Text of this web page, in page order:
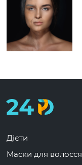
Дієти
Маски для волосся